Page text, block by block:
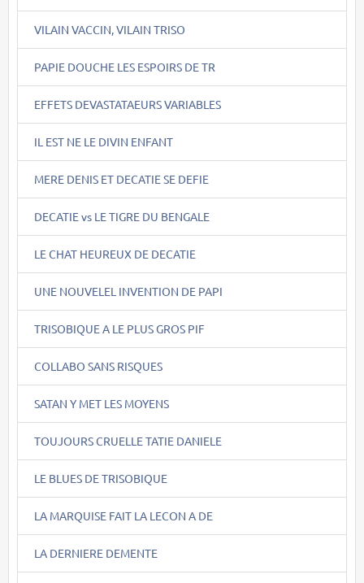
VILAIN VACCIN, VILAIN TRISO
PAPIE DOUCHE LES ESPOIRS DE TR
EFFETS DEVASTATAEURS VARIABLES
IL EST NE LE DIVIN ENFANT
MERE DENIS ET DECATIE SE DEFIE
DECATIE vs LE TIGRE DU BENGALE
LE CHAT HEUREUX DE DECATIE
UNE NOUVELEL INVENTION DE PAPI
TRISOBIQUE A LE PLUS GROS PIF
COLLABO SANS RISQUES
SATAN Y MET LES MOYENS
TOUJOURS CRUELLE TATIE DANIELE
LE BLUES DE TRISOBIQUE
LA MARQUISE FAIT LA LECON A DE
LA DERNIERE DEMENTE